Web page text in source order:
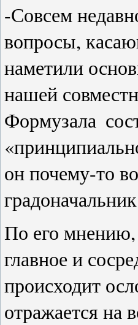
-Совсем
вопросы,
наметили
нашей
Формузала
он почему-то
По его
главное и
происходит
отражается на